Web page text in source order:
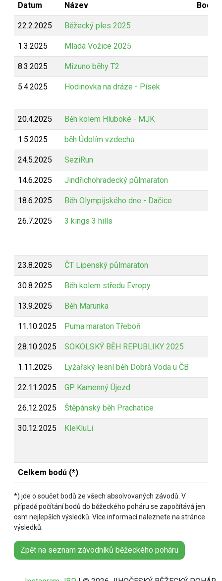
Datum Název
22.2.2025 Běžecký ples 2025
1.3.2025 Mladá Vožice 2025
8.3.2025 Mizuno běhy T2
5.4.2025 Hodinovka na dráze - Písek
20.4.2025 Běh kolem Hluboké - MJK
1.5.2025 běh Údolím vzdechů
24.5.2025 SeziRun
14.6.2025 Jindřichohradecký půlmaraton
18.6.2025 Běh Olympijského dne - Dačice
26.7.2025 3 kings 3 hills
23.8.2025 ČT Lipenský půlmaraton
30.8.2025 Běh kolem středu Evropy
13.9.2025 Běh Marunka
11.10.2025 Puma maraton Třeboň
28.10.2025 SOKOLSKÝ BĚH REPUBLIKY 2025
1.11.2025 Lyžařský lesní běh Dobrá Voda u ČB
22.11.2025 GP Kamenný Újezd
26.12.2025 Štěpánský běh Prachatice
30.12.2025 KleKluLi
Celkem bodů (*)
*) jde o součet bodů ze všech absolvovaných závodů. V
případě počítání bodů do běžeckého poháru se započítává jen
osm nejlepších výsledků. Více informací naleznete na stránce
výsledků.
Zpět na seznam závodníků běžeckého poháru